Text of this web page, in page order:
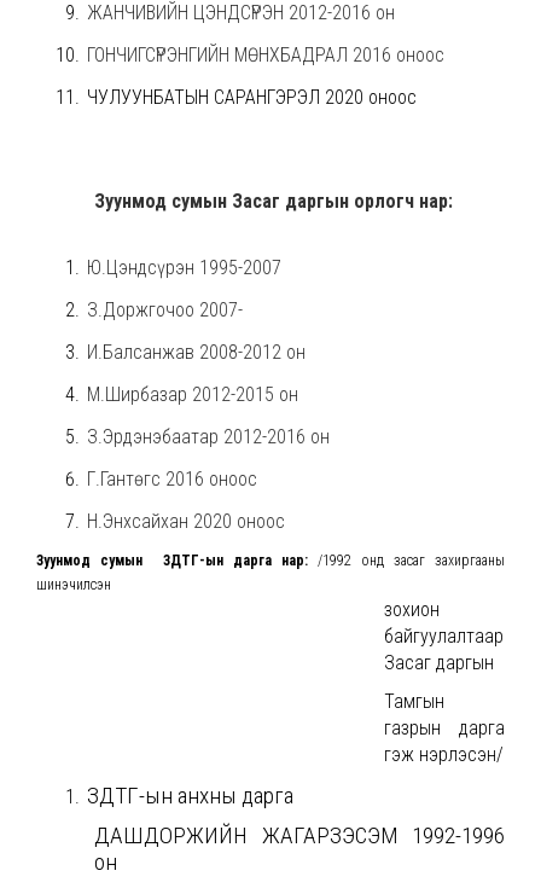
ЖАНЧИВИЙН ЦЭНДСҮРЭН 2012-2016 он
ГОНЧИГСҮРЭНГИЙН МӨНХБАДРАЛ 2016 оноос
ЧУЛУУНБАТЫН САРАНГЭРЭЛ 2020 оноос
Зуунмод сумын Засаг даргын орлогч нар:
Ю.Цэндсүрэн 1995-2007
З.Доржгочоо 2007-
И.Балсанжав 2008-2012 он
М.Ширбазар 2012-2015 он
З.Эрдэнэбаатар 2012-2016 он
Г.Гантөгс 2016 оноос
Н.Энхсайхан 2020 оноос
Зуунмод сумын ЗДТГ-ын дарга нар: /1992 онд засаг захиргааны
шинэчилсэн
зохион
байгуулалтаар
Засаг даргын
Тамгын
газрын дарга
гэж нэрлэсэн/
ЗДТГ-ын анхны дарга
ДАШДОРЖИЙН ЖАГАРЗЭСЭМ 1992-1996
он